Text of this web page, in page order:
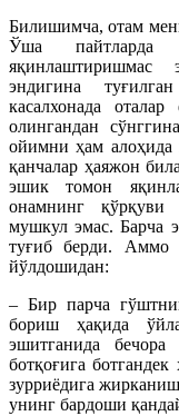
Билишимча, отам
Ўша пайтларда
яқинлаштиришмас
эндигина
касалхонада
олингандан
ойимни ҳам алоҳида
қанчалар ҳаяжон
эшик томон
онамнинг
мушкул эмас. Барча
туғиб берди. Аммо
йўлдошидан:
– Бир парча
бориш ҳақида
эшитганида
ботқоғига
зурриёдига
унинг бардоши